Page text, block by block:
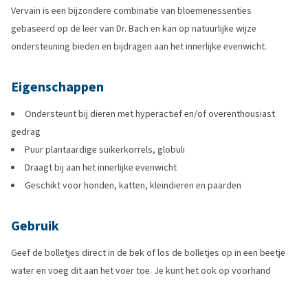
Vervain is een bijzondere combinatie van bloemenessenties
gebaseerd op de leer van Dr. Bach en kan op natuurlijke wijze
ondersteuning bieden en bijdragen aan het innerlijke evenwicht.
Eigenschappen
Ondersteunt bij dieren met hyperactief en/of overenthousiast
gedrag
Puur plantaardige suikerkorrels, globuli
Draagt bij aan het innerlijke evenwicht
Geschikt voor honden, katten, kleindieren en paarden
Gebruik
Geef de bolletjes direct in de bek of los de bolletjes op in een beetje
water en voeg dit aan het voer toe. Je kunt het ook op voorhand